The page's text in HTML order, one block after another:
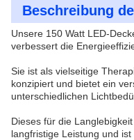
Beschreibung
Unsere 150 Watt LED-
verbessert die
Sie ist als vielseitige
konzipiert und bietet ein
unterschiedlichen
Dieses für die
langfristige Leistung und